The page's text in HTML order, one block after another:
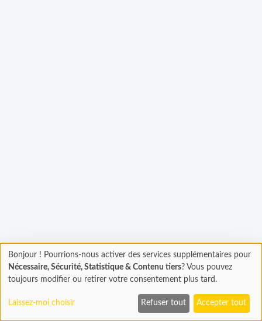
Chargement
En cours...
Bonjour ! Pourrions-nous activer des services supplémentaires pour
Nécessaire, Sécurité, Statistique & Contenu tiers? Vous pouvez
toujours modifier ou retirer votre consentement plus tard.
Laissez-moi choisir Refuser tout Accepter tout